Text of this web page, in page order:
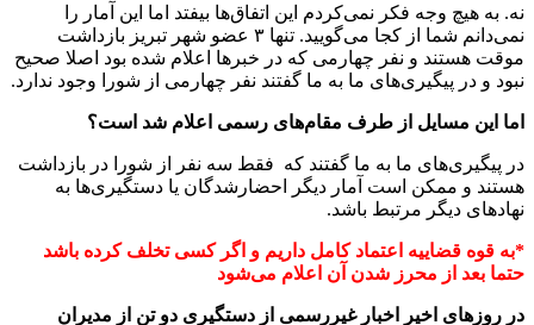
نه. به هیچ وجه فکر نمی‌کردم این اتفاق‌ها بیفتد اما این آمار را
نمی‌دانم شما از کجا می‌گویید. تنها ۳ عضو شهر تبریز بازداشت
موقت هستند و نفر چهارمی که در خبرها اعلام شده بود اصلا صحیح
نبود و در پیگیری‌های ما به ما گفتند نفر چهارمی از شورا وجود ندارد.
اما این مسایل از طرف مقام‌های رسمی اعلام شد است؟
در پیگیری‌های ما به ما گفتند که فقط سه نفر از شورا در بازداشت
هستند و ممکن است آمار دیگر احضارشدگان یا دستگیری‌ها به
نهادهای دیگر مرتبط باشد.
*به قوه قضاییه اعتماد کامل داریم و اگر کسی تخلف کرده باشد
حتما بعد از محرز شدن آن اعلام می‌شود
در روزهای اخیر اخبار غیررسمی از دستگیری دو تن از مدیران